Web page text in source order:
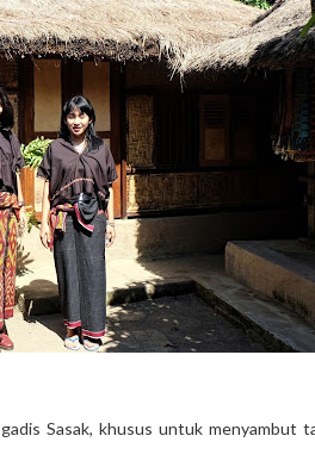
Sasak, khusus untuk menyambut